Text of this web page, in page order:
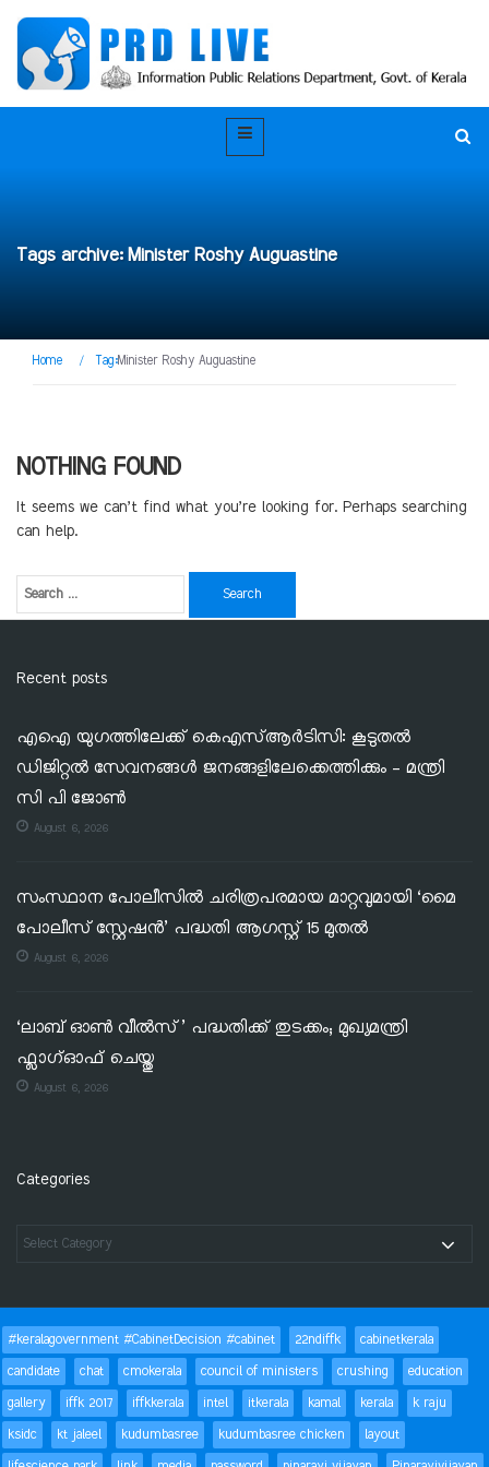
Tags archive: Minister Roshy Auguastine
Home / Tag:Minister Roshy Auguastine
NOTHING FOUND
It seems we can’t find what you’re looking for. Perhaps searching
can help.
Recent posts
എഐ യുഗത്തിലേക്ക് കെഎസ്ആർടിസി: കൂടുതൽ
ഡിജിറ്റൽ സേവനങ്ങൾ ജനങ്ങളിലേക്കെത്തിക്കും – മന്ത്രി
സി പി ജോൺ
August 6, 2026
സംസ്ഥാന പോലീസിൽ ചരിത്രപരമായ മാറ്റവുമായി ‘മൈ
പോലീസ് സ്റ്റേഷൻ’ പദ്ധതി ആഗസ്റ്റ് 15 മുതൽ
August 6, 2026
‘ലാബ് ഓൺ വീൽസ്’ പദ്ധതിക്ക് തുടക്കം; മുഖ്യമന്ത്രി
ഫ്ലാഗ്ഓഫ് ചെയ്തു
August 6, 2026
Categories
#keralagovernment #CabinetDecision #cabinet 22ndiffk
cabinetkerala
candidate
chat cmokerala council of ministers crushing
education
gallery
iffk 2017 iffkkerala intel itkerala kamal kerala
k raju
ksidc
kt jaleel kudumbasree kudumbasree chicken
layout